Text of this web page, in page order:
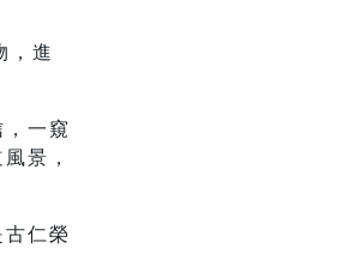
，進
一窺
景，
仁榮